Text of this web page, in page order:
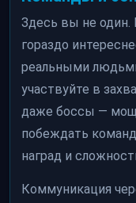
Здесь вы не один.
гораздо
реальными
участвуйте в
даже боссы —
побеждать
наград и
Коммуникация